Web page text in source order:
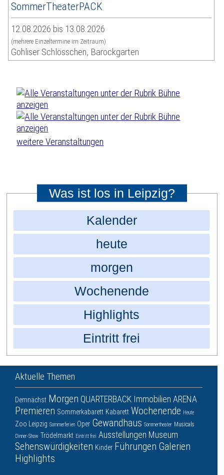
SommerTheaterPACK
12.08.2026 bis 13.08.2026
(mehrere Einzeltermine im Zeitraum)
Gohliser Schlösschen, Barockgarten
weitere Veranstaltungen
Was ist los in Leipzig?
Kalender
heute
morgen
Wochenende
Highlights
Eintritt frei
Aktuelle Themen
Demnächst Morgen QUARTERBACK Immobilien ARENA
Premieren Sommerkabarett Kabarett Wochenende Heute
Zoo Leipzig Sommerferien Oper Gewandhaus Sommertheater Musicals
Dinner-Show Trödelmarkt Eintritt frei Ausstellungen Museum
Sehenswürdigkeiten Kinder Führungen Galerien
Highlights